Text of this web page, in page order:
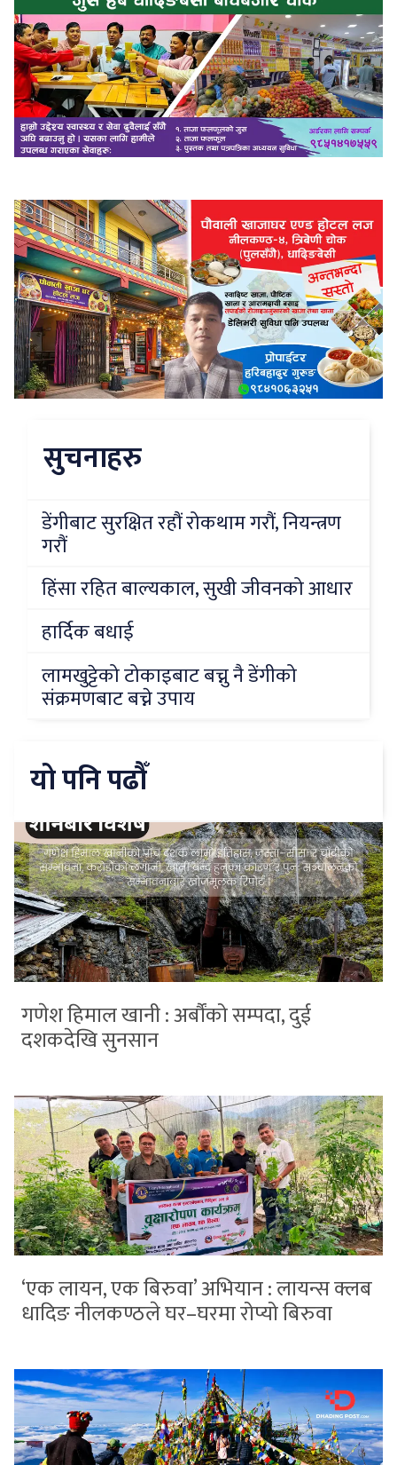
सुचनाहरु
डेंगीबाट सुरक्षित रहौं रोकथाम गरौं, नियन्त्रण
गरौं
हिंसा रहित बाल्यकाल, सुखी जीवनको आधार
हार्दिक बधाई
लामखुट्टेको टोकाइबाट बच्नु नै डेंगीको
संक्रमणबाट बच्ने उपाय
यो पनि पढौँ
गणेश हिमाल खानी : अर्बौंको सम्पदा, दुई
दशकदेखि सुनसान
‘एक लायन, एक बिरुवा’ अभियान : लायन्स क्लब
धादिङ नीलकण्ठले घर–घरमा रोप्यो बिरुवा